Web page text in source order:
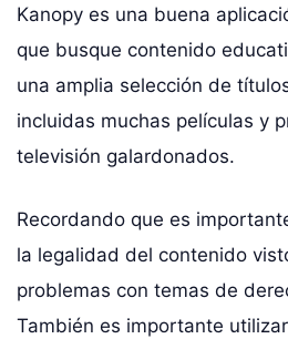
Kanopy es una buena
que busque contenido
una amplia selección de
incluidas muchas películas y
televisión galardonados.
Recordando que es
la legalidad del contenido
problemas con temas de
También es importante